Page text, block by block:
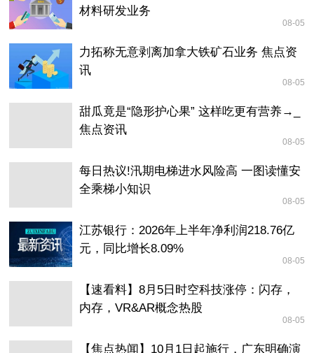
材料研发业务
08-05
力拓称无意剥离加拿大铁矿石业务 焦点资
讯
08-05
甜瓜竟是“隐形护心果” 这样吃更有营养→_
焦点资讯
08-05
每日热议!汛期电梯进水风险高 一图读懂安
全乘梯小知识
08-05
江苏银行：2026年上半年净利润218.76亿
元，同比增长8.09%
08-05
【速看料】8月5日时空科技涨停：闪存，
内存，VR&AR概念热股
08-05
【焦点热闻】10月1日起施行，广东明确演